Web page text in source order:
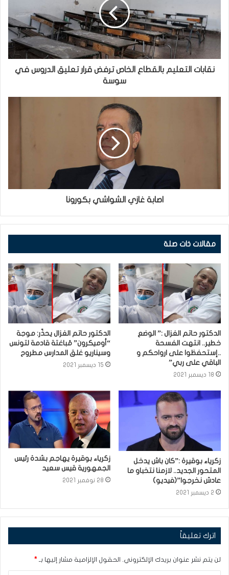
نقابات التعليم بالقطاع الخاص ترفض قرار تعليق الدروس في
سوسة
اصابة غازي الشواشي بكورونا
مقالات ذات صلة
الدكتور حاتم الغزال :” الوضع
خطير.. انتهت الفسحة
..إستحفظوا على ارواحكم و
الباقي على ربي”
18 ديسمبر 2021
الدكتور حاتم الغزال يحذّر: موجة
“أوميكرون” مُباغتة قادمة لتونس
وسيناريو غلق المدارس مطروح
15 ديسمبر 2021
زكرياء بوقيرة :”كان باش يدخل
المتحور الجديد.. لازمنا نتخباو ما
عادش نخرجوا”(فيديو)
2 ديسمبر 2021
زكرياء بوقيرة يهاجم بشدة رئيس
الجمهورية قيس سعيد
28 نوفمبر 2021
اترك تعليقاً
لن يتم نشر عنوان بريدك الإلكتروني. الحقول الإلزامية مشار إليها بـ *